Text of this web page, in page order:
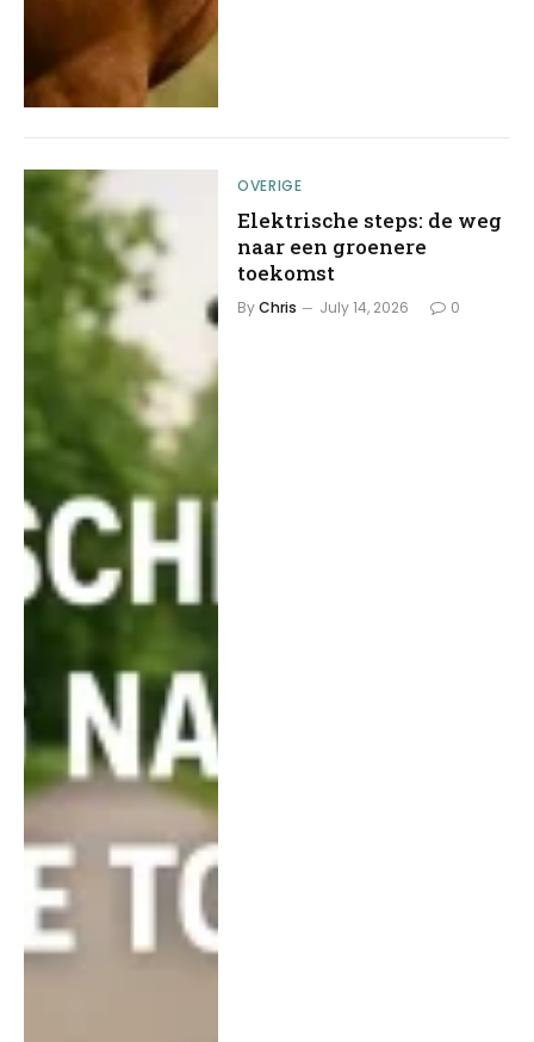
OVERIGE
Elektrische steps: de weg
naar een groenere
toekomst
ByChris July 14, 2026 0